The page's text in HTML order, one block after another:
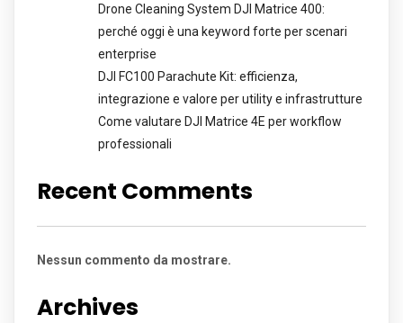
Drone Cleaning System DJI Matrice 400:
perché oggi è una keyword forte per scenari
enterprise
DJI FC100 Parachute Kit: efficienza,
integrazione e valore per utility e infrastrutture
Come valutare DJI Matrice 4E per workflow
professionali
Recent Comments
Nessun commento da mostrare.
Archives